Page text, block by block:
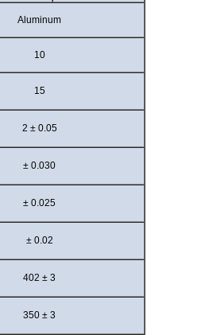
Aluminum
10
15
2 ±0.05
± 0.030
± 0.025
±0.02
402 ± 3
350 ± 3